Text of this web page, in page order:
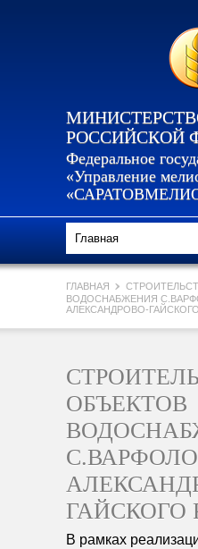
РОССИЙСКОЙ
Федеральное
«Управление
ГЛАВНАЯ
ВОДОСНАБЖЕНИЯ
АЛЕКСАНДРОВО-
ОБЪЕКТОВ
ГАЙСКОГО
В рамках